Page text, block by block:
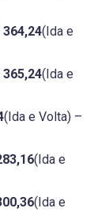
364,24(Ida e
365,24(Ida e
(Ida e Volta) –
(Ida e
(Ida e